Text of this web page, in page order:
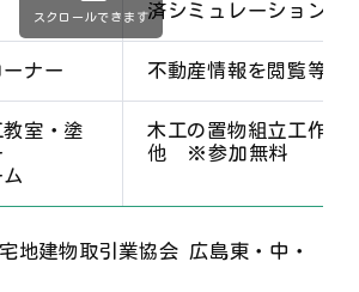
済シミュレーション等
ナー 不動産情報を閲覧等
室・塗
木工の置物組立工作
他 ※参加無料
スクロールできます
地建物取引業協会 広島東・中・